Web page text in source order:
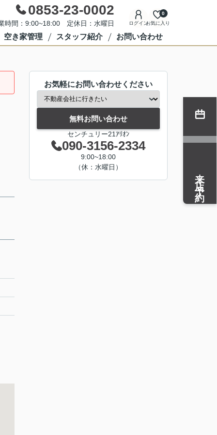
0853-23-0002
時間：9:00~18:00 定休日：水曜日 ログインお気に入り
0
空き家管理 スタッフ紹介 お問い合わせ
お気軽にお問い合わせください
無料お問い合わせ
センチュリー21ｱﾘｵﾝ
090-3156-2334
9:00~18:00
（休：水曜日）
来店予約